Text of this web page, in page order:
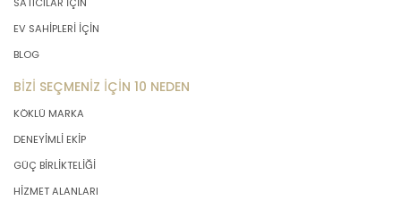
EV SAHİPLERİ İÇİN
BLOG
BİZİ SEÇMENİZ İÇİN 10 NEDEN
KÖKLÜ MARKA
DENEYİMLİ EKİP
GÜÇ BİRLİKTELİĞİ
HİZMET ALANLARI